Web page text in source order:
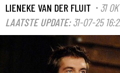
LIENEKE VAN DER FLUIT · 31
LAATSTE UPDATE: 31-07-25